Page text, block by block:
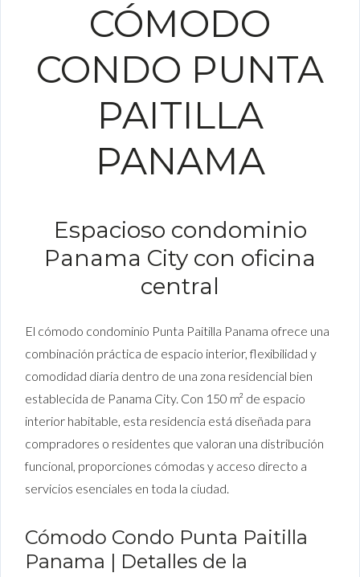
CÓMODO
CONDO PUNTA
PAITILLA
PANAMA
Espacioso condominio
Panama City con oficina
central
El cómodo condominio Punta Paitilla Panama ofrece una
combinación práctica de espacio interior, flexibilidad y
comodidad diaria dentro de una zona residencial bien
establecida de Panama City. Con 150 m² de espacio
interior habitable, esta residencia está diseñada para
compradores o residentes que valoran una distribución
funcional, proporciones cómodas y acceso directo a
servicios esenciales en toda la ciudad.
Cómodo Condo Punta Paitilla
Panama | Detalles de la